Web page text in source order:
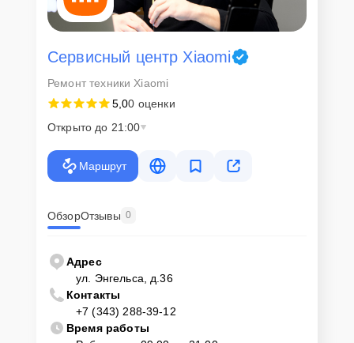
Сервисный центр Xiaomi
Ремонт техники Xiaomi
5,00 оценки
Открыто до 21:00
Маршрут
ОбзорОтзывы 0
Адрес
ул. Энгельса, д.36
Контакты
+7 (343) 288-39-12
Время работы